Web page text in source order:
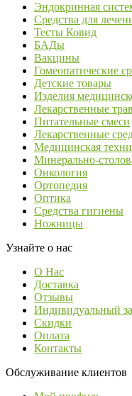
Эндокринная
Средства для
Тесты Ковид
БАДы
Вакцины
Гомеопатические
Детские товары
Изделия
Лекарственные
Питательные смеси
Лекарственные
Медицинская
Минерально-
Онкология
Ортопедия
Оптика
Средства гигиены
Ножницы
Узнайте о нас
О Нас
Доставка
Отзывы
Индивидуальный
Скидки
Оплата
Контакты
Обслуживание клиентов